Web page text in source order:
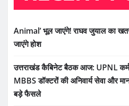
Animal’ भूल जाएंगे! राघव जुयाल का
जाएंगे होश
उत्तराखंड कैबिनेट बैठक आज: UPNL
MBBS डॉक्टरों की अनिवार्य सेवा और
बड़े फैसले